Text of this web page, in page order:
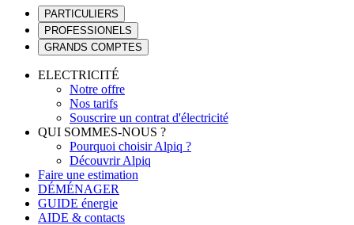
PARTICULIERS
PROFESSIONELS
GRANDS COMPTES
ELECTRICITÉ
Notre offre
Nos tarifs
Souscrire un contrat d'électricité
QUI SOMMES-NOUS ?
Pourquoi choisir Alpiq ?
Découvrir Alpiq
Faire une estimation
DÉMÉNAGER
GUIDE énergie
AIDE & contacts